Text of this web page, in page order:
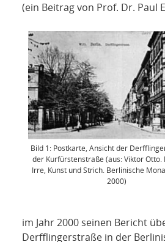
NETZWERK
SPONSORING
KONTAKT
(ein Beitrag von Prof. Dr. Paul
Bild 1: Postkarte, Ansicht der
der Kurfürstenstraße (aus: Viktor Otto.
Irre, Kunst und Strich. Berlinische
2000)
im Jahr 2000 seinen Bericht
Derfflingerstraße in der